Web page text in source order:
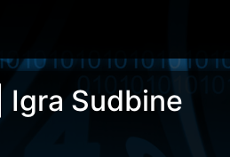
Igra Sudbine